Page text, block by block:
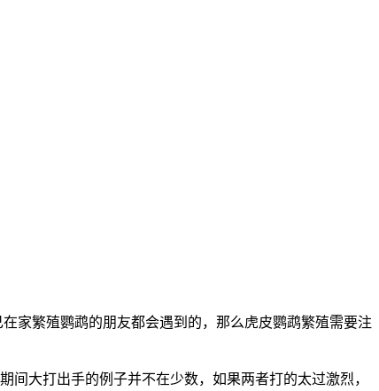
家繁殖鹦鹉的朋友都会遇到的，那么虎皮鹦鹉繁殖需要注
大打出手的例子并不在少数，如果两者打的太过激烈，